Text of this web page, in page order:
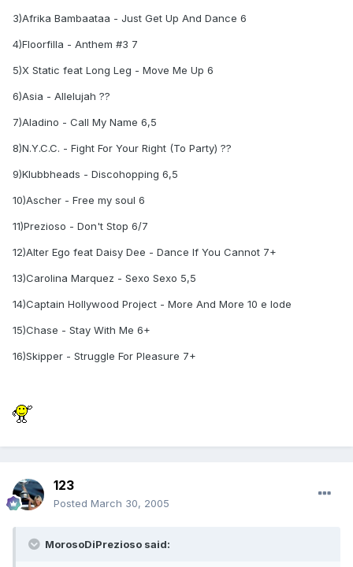
3)Afrika Bambaataa - Just Get Up And Dance 6
4)Floorfilla - Anthem #3 7
5)X Static feat Long Leg - Move Me Up 6
6)Asia - Allelujah ??
7)Aladino - Call My Name 6,5
8)N.Y.C.C. - Fight For Your Right (To Party) ??
9)Klubbheads - Discohopping 6,5
10)Ascher - Free my soul 6
11)Prezioso - Don't Stop 6/7
12)Alter Ego feat Daisy Dee - Dance If You Cannot 7+
13)Carolina Marquez - Sexo Sexo 5,5
14)Captain Hollywood Project - More And More 10 e lode
15)Chase - Stay With Me 6+
16)Skipper - Struggle For Pleasure 7+
123
Posted March 30, 2005
MorosoDiPrezioso said: